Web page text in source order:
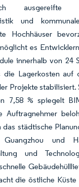
ausgereifte
und
Hochhäuser
es
innerhalb von 24
die Lagerkosten auf
Projekte stabilisiert.
7,58 % spiegelt
Auftragnehmer
städtische
Guangzhou und
und
die östliche